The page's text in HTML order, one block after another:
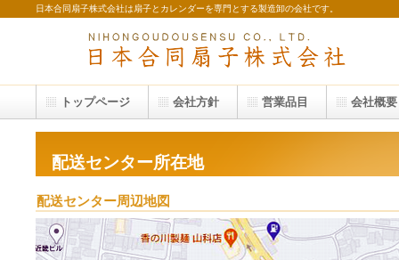
日本合同扇子株式会社は扇子とカレンダーを専門とする製造卸の会社です。
配送センター所在地
配送センター周辺地図
トップページ 会社方針 営業品目 会社概要